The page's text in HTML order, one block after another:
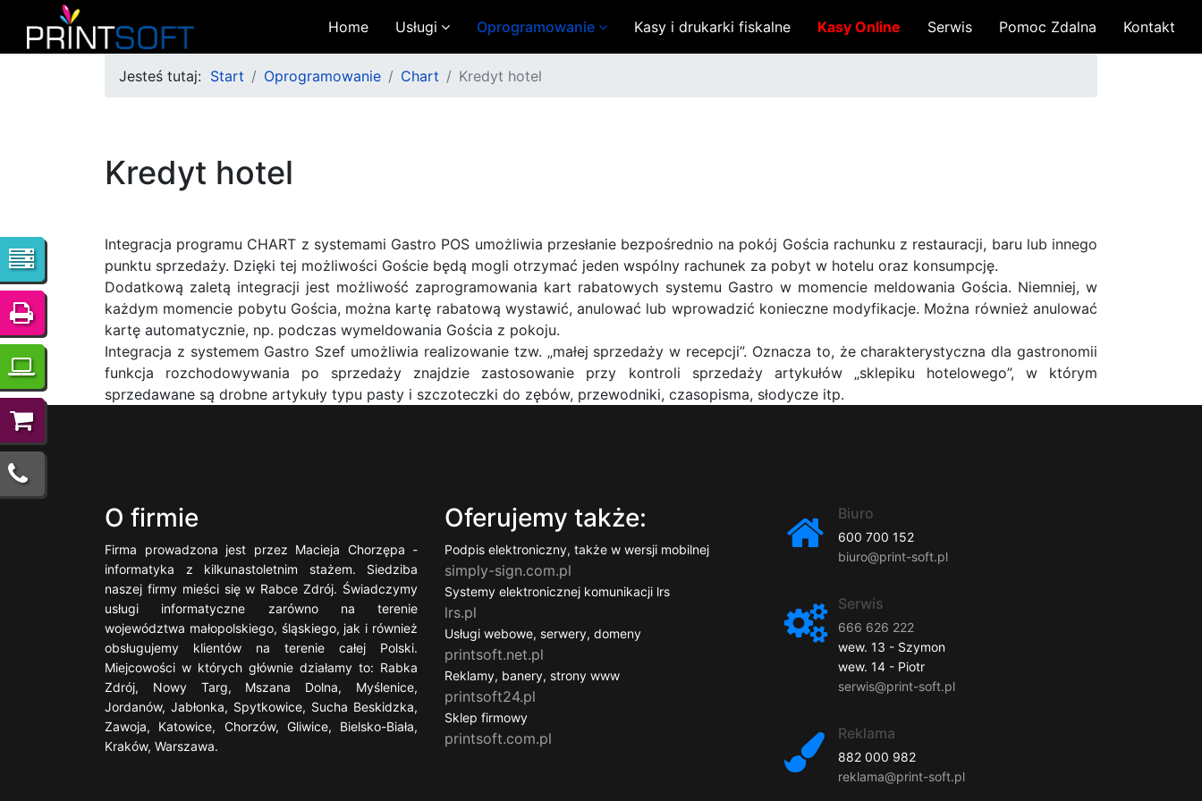
Home Usługi Oprogramowanie Kasy i drukarki fiskalne Kasy Online Serwis Pomoc Zdalna Kontakt
Jesteś tutaj: Start Oprogramowanie Chart Kredyt hotel
Kredyt hotel
Integracja programu CHART z systemami Gastro POS umożliwia przesłanie bezpośrednio na pokój Gościa rachunku z restauracji, baru lub innego
punktu sprzedaży. Dzięki tej możliwości Goście będą mogli otrzymać jeden wspólny rachunek za pobyt w hotelu oraz konsumpcję.
Dodatkową zaletą integracji jest możliwość zaprogramowania kart rabatowych systemu Gastro w momencie meldowania Gościa. Niemniej, w
każdym momencie pobytu Gościa, można kartę rabatową wystawić, anulować lub wprowadzić konieczne modyfikacje. Można również anulować
kartę automatycznie, np. podczas wymeldowania Gościa z pokoju.
Integracja z systemem Gastro Szef umożliwia realizowanie tzw. „małej sprzedaży w recepcji”. Oznacza to, że charakterystyczna dla gastronomii
funkcja rozchodowywania po sprzedaży znajdzie zastosowanie przy kontroli sprzedaży artykułów „sklepiku hotelowego”, w którym
sprzedawane są drobne artykuły typu pasty i szczoteczki do zębów, przewodniki, czasopisma, słodycze itp.
O firmie
Firma prowadzona jest przez Macieja Chorzępa -
informatyka z kilkunastoletnim stażem. Siedziba
naszej firmy mieści się w Rabce Zdrój. Świadczymy
usługi informatyczne zarówno na terenie
województwa małopolskiego, śląskiego, jak i również
obsługujemy klientów na terenie całej Polski.
Miejcowości w których głównie działamy to: Rabka
Zdrój, Nowy Targ, Mszana Dolna, Myślenice,
Jordanów, Jabłonka, Spytkowice, Sucha Beskidzka,
Zawoja, Katowice, Chorzów, Gliwice, Bielsko-Biała,
Kraków, Warszawa.
Oferujemy także:
Podpis elektroniczny, także w wersji mobilnej
simply-sign.com.pl
Systemy elektronicznej komunikacji lrs
lrs.pl
Usługi webowe, serwery, domeny
printsoft.net.pl
Reklamy, banery, strony www
printsoft24.pl
Sklep firmowy
printsoft.com.pl
Biuro
600 700 152
biuro@print-soft.pl
Serwis
666 626 222
wew. 13 - Szymon
wew. 14 - Piotr
serwis@print-soft.pl
Reklama
882 000 982
reklama@print-soft.pl